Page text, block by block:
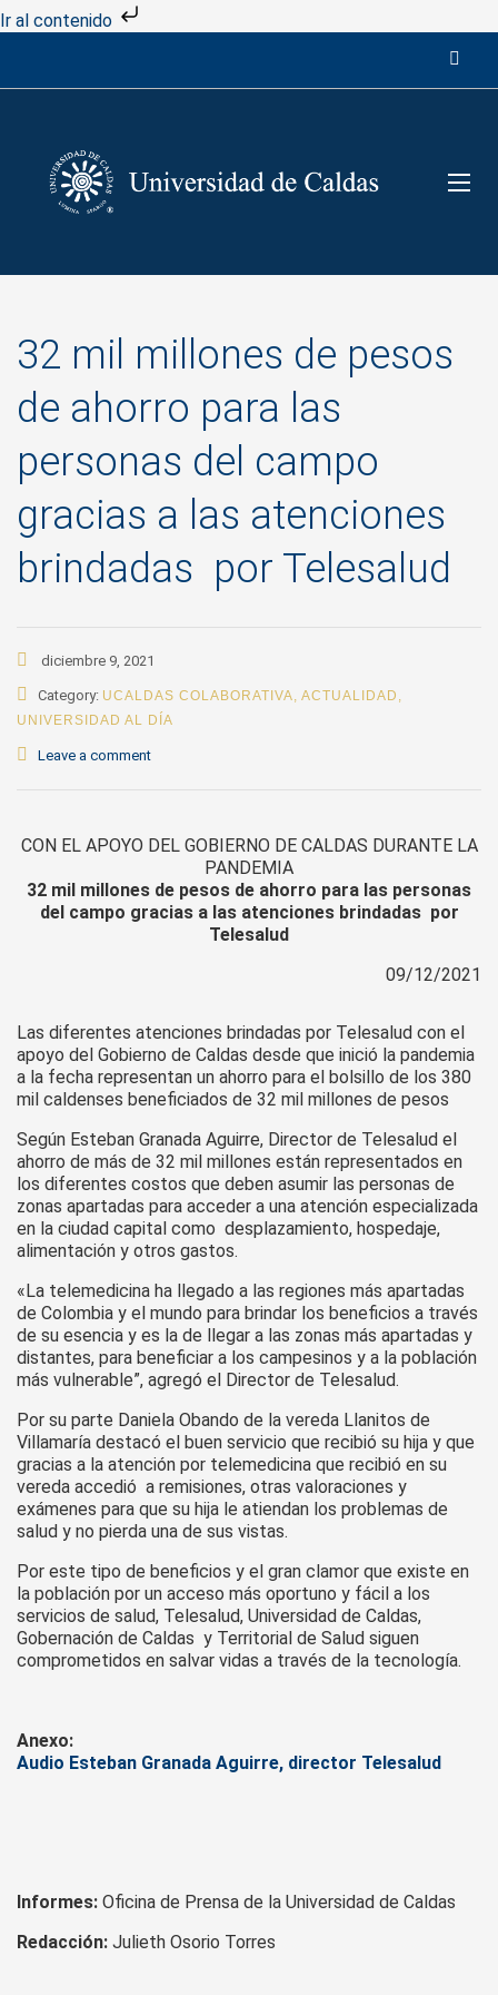
Ir al contenido
32 mil millones de pesos
de ahorro para las
personas del campo
gracias a las atenciones
brindadas por Telesalud
diciembre 9, 2021
Category: UCALDAS COLABORATIVA, ACTUALIDAD ,
UNIVERSIDAD AL DÍA
Leave a comment
CON EL APOYO DEL GOBIERNO DE CALDAS DURANTE LA
PANDEMIA
32 mil millones de pesos de ahorro para las personas
del campo gracias a las atenciones brindadas por
Telesalud
09/12/2021
Las diferentes atenciones brindadas por Telesalud con el
apoyo del Gobierno de Caldas desde que inició la pandemia
a la fecha representan un ahorro para el bolsillo de los 380
mil caldenses beneficiados de 32 mil millones de pesos
Según Esteban Granada Aguirre, Director de Telesalud el
ahorro de más de 32 mil millones están representados en
los diferentes costos que deben asumir las personas de
zonas apartadas para acceder a una atención especializada
en la ciudad capital como desplazamiento, hospedaje,
alimentación y otros gastos.
«La telemedicina ha llegado a las regiones más apartadas
de Colombia y el mundo para brindar los beneficios a través
de su esencia y es la de llegar a las zonas más apartadas y
distantes, para beneficiar a los campesinos y a la población
más vulnerable”, agregó el Director de Telesalud.
Por su parte Daniela Obando de la vereda Llanitos de
Villamaría destacó el buen servicio que recibió su hija y que
gracias a la atención por telemedicina que recibió en su
vereda accedió a remisiones, otras valoraciones y
exámenes para que su hija le atiendan los problemas de
salud y no pierda una de sus vistas.
Por este tipo de beneficios y el gran clamor que existe en
la población por un acceso más oportuno y fácil a los
servicios de salud, Telesalud, Universidad de Caldas,
Gobernación de Caldas y Territorial de Salud siguen
comprometidos en salvar vidas a través de la tecnología.
Anexo:
Audio Esteban Granada Aguirre, director Telesalud
Informes: Oficina de Prensa de la Universidad de Caldas
Redacción: Julieth Osorio Torres